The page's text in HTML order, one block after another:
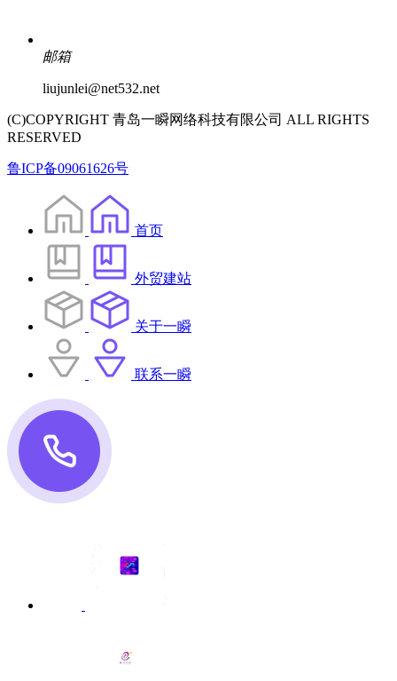
邮箱
liujunlei@net532.net
(C)COPYRIGHT 青岛一瞬网络科技有限公司 ALL RIGHTS
RESERVED
鲁ICP备09061626号
首页
外贸建站
关于一瞬
联系一瞬